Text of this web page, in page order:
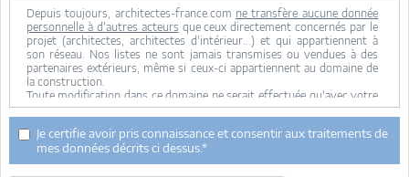
Depuis toujours, architectes-france.com ne transfère aucune donnée
personnelle à d'autres acteurs que ceux directement concernés par le
projet (architectes, architectes d'intérieur...) et qui appartiennent à
son réseau. Nos listes ne sont jamais transmises ou vendues à des
partenaires extérieurs, même si ceux-ci appartiennent au domaine de
la construction.
Toute modification dans ce domaine ne serait effectuée qu'avec votre
consentement.
Je consens à ce que mes données personnelles soient collectées pour
permettre à architectes-france de transférer votre projet aux
architectes. Seul Architectes-france, ses équipes internes et la
maitrise d'oeuvre concernée par le projet y ont accès. Aucune
Je certifie avoir pris connaissance et consentir aux traitements de
mes données décrits ci dessus.*